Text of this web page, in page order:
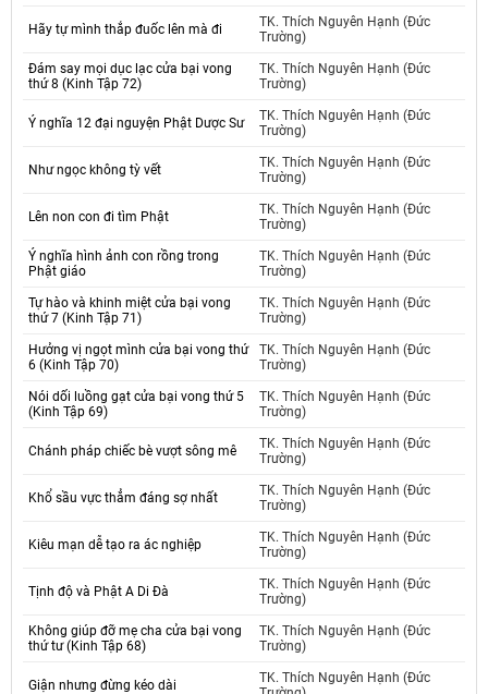
Hãy tự mình thắp đuốc lên mà đi
TK. Thích Nguyên Hạnh (Đức
Trường)
Đám say mọi dục lạc cửa bại vong
thứ 8 (Kinh Tập 72)
TK. Thích Nguyên Hạnh (Đức
Trường)
Ý nghĩa 12 đại nguyện Phật Dược Sư
TK. Thích Nguyên Hạnh (Đức
Trường)
Như ngọc không tỳ vết
TK. Thích Nguyên Hạnh (Đức
Trường)
Lên non con đi tìm Phật
TK. Thích Nguyên Hạnh (Đức
Trường)
Ý nghĩa hình ảnh con rồng trong
Phật giáo
TK. Thích Nguyên Hạnh (Đức
Trường)
Tự hào và khinh miệt cửa bại vong
thứ 7 (Kinh Tập 71)
TK. Thích Nguyên Hạnh (Đức
Trường)
Hưởng vị ngọt mình cửa bại vong thứ
6 (Kinh Tập 70)
TK. Thích Nguyên Hạnh (Đức
Trường)
Nói dối luồng gạt cửa bại vong thứ 5
(Kinh Tập 69)
TK. Thích Nguyên Hạnh (Đức
Trường)
Chánh pháp chiếc bè vượt sông mê
TK. Thích Nguyên Hạnh (Đức
Trường)
Khổ sầu vực thẳm đáng sợ nhất
TK. Thích Nguyên Hạnh (Đức
Trường)
Kiêu mạn dễ tạo ra ác nghiệp
TK. Thích Nguyên Hạnh (Đức
Trường)
Tịnh độ và Phật A Di Đà
TK. Thích Nguyên Hạnh (Đức
Trường)
Không giúp đỡ mẹ cha cửa bại vong
thứ tư (Kinh Tập 68)
TK. Thích Nguyên Hạnh (Đức
Trường)
Giận nhưng đừng kéo dài
TK. Thích Nguyên Hạnh (Đức